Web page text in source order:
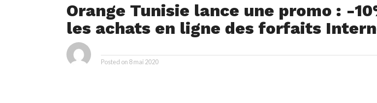
Orange Tunisie lance une promo : -
les achats en ligne des forfaits
Posted on 8 mai 2020